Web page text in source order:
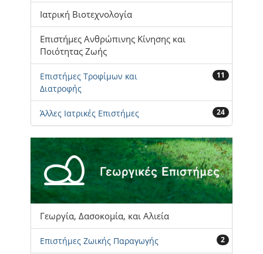
Ιατρική Βιοτεχνολογία
Επιστήμες Ανθρώπινης Κίνησης και
Ποιότητας Ζωής
Επιστήμες Τροφίμων και
Διατροφής
11
Άλλες Ιατρικές Επιστήμες 24
Γεωργία, Δασοκομία, και Αλιεία
Επιστήμες Ζωικής Παραγωγής 2